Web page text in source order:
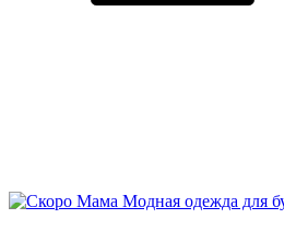
Модная одежда для